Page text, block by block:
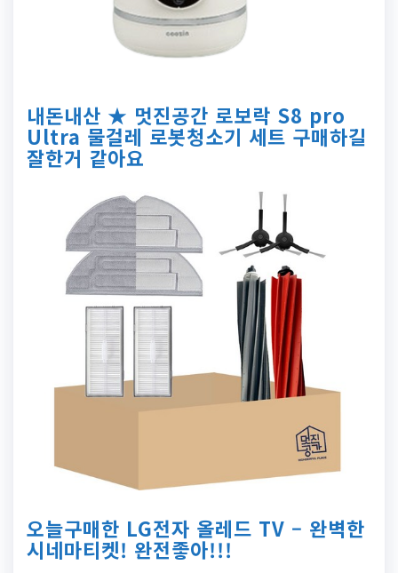
내돈내산 ★ 멋진공간 로보락 S8 pro
Ultra 물걸레 로봇청소기 세트 구매하길
잘한거 같아요
오늘구매한 LG전자 올레드 TV – 완벽한
시네마티켓! 완전좋아!!!